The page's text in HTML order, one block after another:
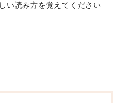
い読み方を覚えてください